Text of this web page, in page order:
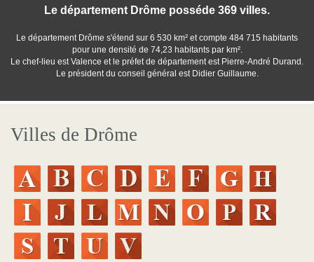
Le département Drôme posséde 369 villes.
Le département Drôme s'étend sur 6 530 km² et compte 484 715 habitants
pour une densité de 74,23 habitants par km².
Le chef-lieu est Valence et le préfet de département est Pierre-André Durand.
Le président du conseil général est Didier Guillaume.
Villes de Drôme